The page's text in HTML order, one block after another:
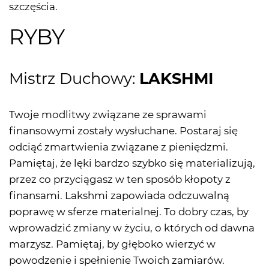
szczęścia.
RYBY
Mistrz Duchowy: LAKSHMI
Twoje modlitwy związane ze sprawami
finansowymi zostały wysłuchane. Postaraj się
odciąć zmartwienia związane z pieniędzmi.
Pamiętaj, że lęki bardzo szybko się materializują,
przez co przyciągasz w ten sposób kłopoty z
finansami. Lakshmi zapowiada odczuwalną
poprawę w sferze materialnej. To dobry czas, by
wprowadzić zmiany w życiu, o których od dawna
marzysz. Pamiętaj, by głęboko wierzyć w
powodzenie i spełnienie Twoich zamiarów.